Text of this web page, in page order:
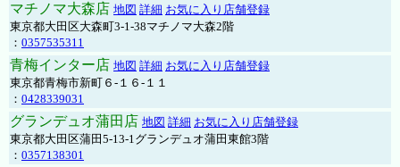
マチノマ大森店 地図 詳細 お気に入り店舗登録
東京都大田区大森町3-1-38マチノマ大森2階
： 0357535311
青梅インター店 地図 詳細 お気に入り店舗登録
東京都青梅市新町６-１６-１１
： 0428339031
グランデュオ蒲田店 地図 詳細 お気に入り店舗登録
東京都大田区蒲田5-13-1グランデュオ蒲田東館3階
： 0357138301